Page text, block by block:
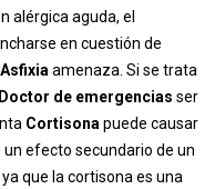
alérgica aguda, el
en cuestión de
Asfixia amenaza. Si se trata
Doctor de emergencias ser
Cortisona puede causar
efecto secundario de un
que la cortisona es una